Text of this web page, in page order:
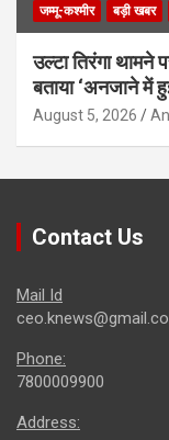
जम्मू-कश्मीर बड़ी खबर
उल्टा तिरंगा थामने
बताया ‘अनजाने में
August 5, 2026
Contact Us
Mail Id
Phone:
7800009900
Address: